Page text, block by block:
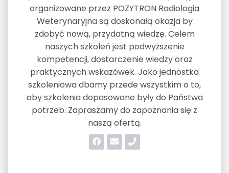
organizowane przez POZYTRON Radiologia
Weterynaryjna są doskonałą okazja by
zdobyć nową, przydatną wiedzę. Celem
naszych szkoleń jest podwyższenie
kompetencji, dostarczenie wiedzy oraz
praktycznych wskazówek. Jako jednostka
szkoleniowa dbamy przede wszystkim o to,
aby szkolenia dopasowane były do Państwa
potrzeb. Zapraszamy do zapoznania się z
naszą ofertą.